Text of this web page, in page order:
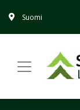
Suomi